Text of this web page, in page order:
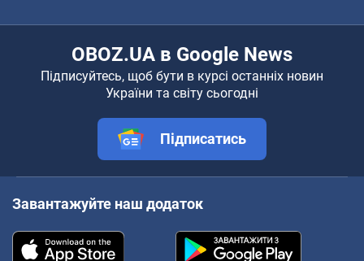
OBOZ.UA в Google News
Підписуйтесь, щоб бути в курсі останніх новин
України та світу сьогодні
Підписатись
Завантажуйте наш додаток